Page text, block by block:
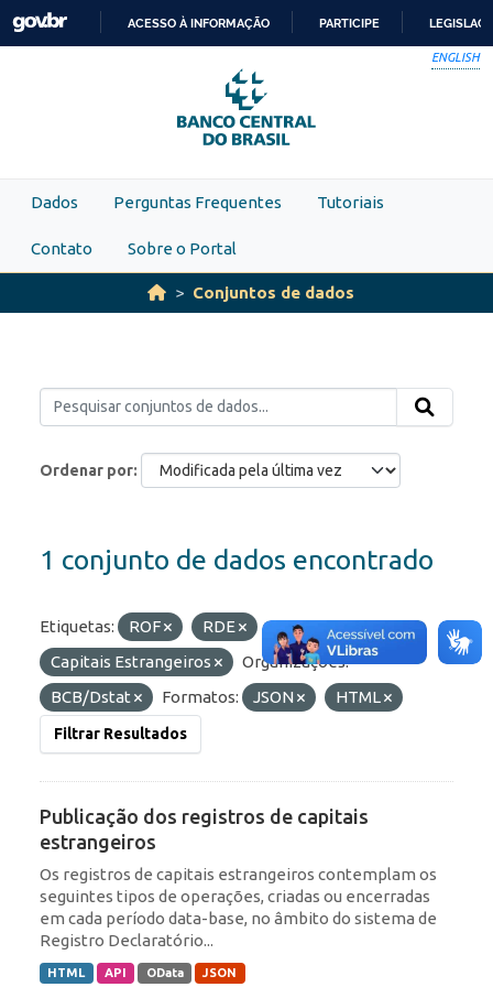
Skip to main content
PARA
O
CONTEÚDO
ACESSO À INFORMAÇÃO PARTICIPE
ENGLISH
Dados Perguntas Frequentes Tutoriais
Contato Sobre o Portal
Conjuntos de dados
Ordenar por
1 conjunto de dados encontrado
Etiquetas: ROF
RDE
Capitais Estrangeiros
Organizações:
BCB/Dstat
Formatos: JSON HTML
Filtrar Resultados
Publicação dos registros de capitais
estrangeiros
Os registros de capitais estrangeiros contemplam os
seguintes tipos de operações, criadas ou encerradas
em cada período data-base, no âmbito do sistema de
Registro Declaratório...
HTML API OData JSON